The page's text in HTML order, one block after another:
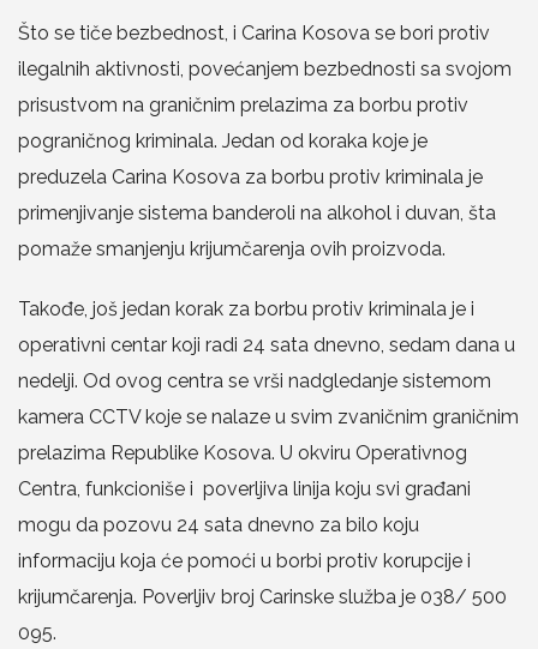
Što se tiče bezbednost, i Carina Kosova se bori protiv
ilegalnih aktivnosti, povećanjem bezbednosti sa svojom
prisustvom na graničnim prelazima za borbu protiv
pograničnog kriminala. Jedan od koraka koje je
preduzela Carina Kosova za borbu protiv kriminala je
primenjivanje sistema banderoli na alkohol i duvan, šta
pomaže smanjenju krijumčarenja ovih proizvoda.
Takođe, još jedan korak za borbu protiv kriminala je i
operativni centar koji radi 24 sata dnevno, sedam dana u
nedelji. Od ovog centra se vrši nadgledanje sistemom
kamera CCTV koje se nalaze u svim zvaničnim graničnim
prelazima Republike Kosova. U okviru Operativnog
Centra, funkcioniše i poverljiva linija koju svi građani
mogu da pozovu 24 sata dnevno za bilo koju
informaciju koja će pomoći u borbi protiv korupcije i
krijumčarenja. Poverljiv broj Carinske služba je 038/ 500
095.